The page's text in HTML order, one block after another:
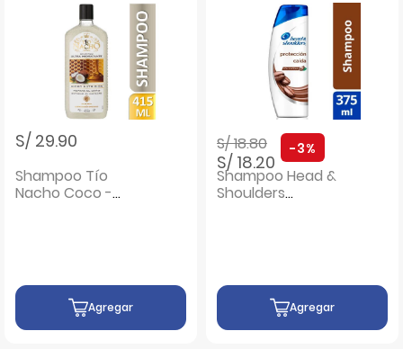
S/ 29.90
Shampoo Tío
Nacho Coco -
Agregar
Precio rebajado de
S/ 18.80a
S/ 18.20
-3%
Shampoo Head &
Shoulders
Agregar